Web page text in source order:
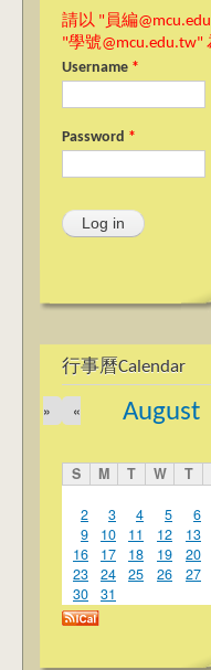
請以 "員編
"學號@mcu.edu.tw"
Username *
Password *
行事曆Calendar
August
«
»
S M T W T
2
3 4 5 6
9
10 11 12 13
16
17 18 19 20
23
24 25 26 27
30
31